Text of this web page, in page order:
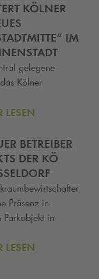
KÖLNER
IM
gelegene
Kölner
LESEN
BETREIBER
DER KÖ
Präsenz in
Parkobjekt in
LESEN